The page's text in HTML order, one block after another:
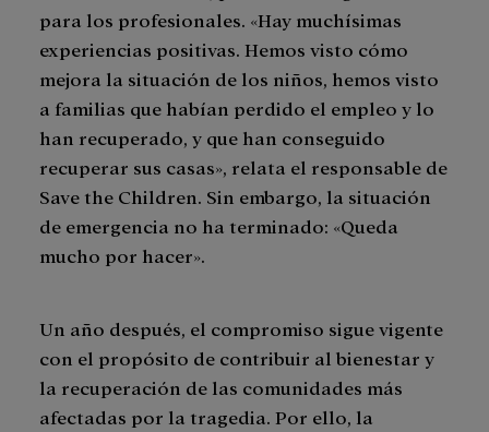
para los profesionales. «Hay muchísimas
experiencias positivas. Hemos visto cómo
mejora la situación de los niños, hemos visto
a familias que habían perdido el empleo y lo
han recuperado, y que han conseguido
recuperar sus casas», relata el responsable de
Save the Children. Sin embargo, la situación
de emergencia no ha terminado: «Queda
mucho por hacer».
Un año después, el compromiso sigue vigente
con el propósito de contribuir al bienestar y
la recuperación de las comunidades más
afectadas por la tragedia. Por ello, la